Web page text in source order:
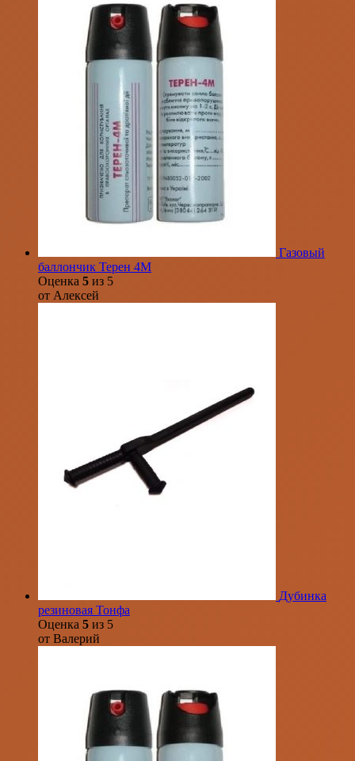
Газовый
баллончик Терен 4М
Оценка 5 из 5
от Алексей
Дубинка
резиновая Тонфа
Оценка 5 из 5
от Валерий